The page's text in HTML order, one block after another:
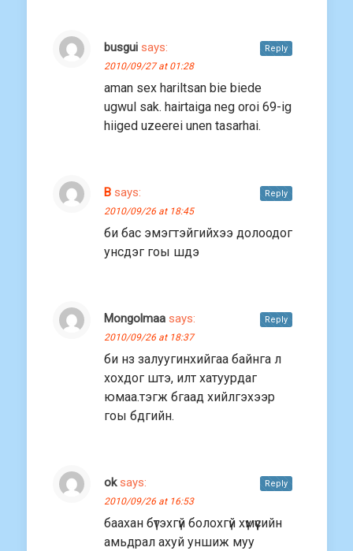
busgui says:
2010/09/27 at 01:28
aman sex hariltsan bie biede
ugwul sak. hairtaiga neg oroi 69-ig
hiiged uzeerei unen tasarhai.
Reply
B says:
2010/09/26 at 18:45
би бас эмэгтэйгийхээ долоодог
унсдэг гоы шдэ
Reply
Mongolmaa says:
2010/09/26 at 18:37
би нз залуугинхийгаа байнга л
хохдог штэ, илт хатуурдаг
юмаа.тэгж бгаад хийлгэхээр
гоы бдгийн.
Reply
ok says:
2010/09/26 at 16:53
баахан бүтэхгүй болохгүй хүмүүсийн
амьдрал ахуй уншиж муу
Reply